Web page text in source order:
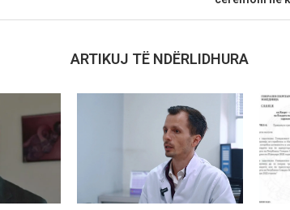
ARTIKUJ TË NDËRLIDHURA